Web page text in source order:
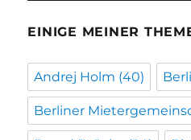
EINIGE MEINER
Andrej Holm (40)
Berliner